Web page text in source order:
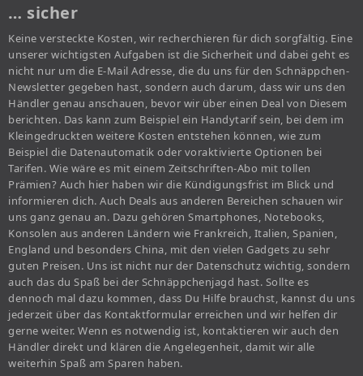
… sicher
Keine versteckte Kosten, wir recherchieren für dich sorgfältig. Eine
unserer wichtigsten Aufgaben ist die Sicherheit und dabei geht es
nicht nur um die E-Mail Adresse, die du uns für den Schnäppchen-
Newsletter gegeben hast, sondern auch darum, dass wir uns den
Händler genau anschauen, bevor wir über einen Deal von Diesem
berichten. Das kann zum Beispiel ein Handytarif sein, bei dem im
Kleingedruckten weitere Kosten entstehen können, wie zum
Beispiel die Datenautomatik oder voraktivierte Optionen bei
Tarifen. Wie wäre es mit einem Zeitschriften-Abo mit tollen
Prämien? Auch hier haben wir die Kündigungsfrist im Blick und
informieren dich. Auch Deals aus anderen Bereichen schauen wir
uns ganz genau an. Dazu gehören Smartphones, Notebooks,
Konsolen aus anderen Ländern wie Frankreich, Italien, Spanien,
England und besonders China, mit den vielen Gadgets zu sehr
guten Preisen. Uns ist nicht nur der Datenschutz wichtig, sondern
auch das du Spaß bei der Schnäppchenjagd hast. Sollte es
dennoch mal dazu kommen, dass Du Hilfe brauchst, kannst du uns
jederzeit über das Kontaktformular erreichen und wir helfen dir
gerne weiter. Wenn es notwendig ist, kontaktieren wir auch den
Händler direkt und klären die Angelegenheit, damit wir alle
weiterhin Spaß am Sparen haben.